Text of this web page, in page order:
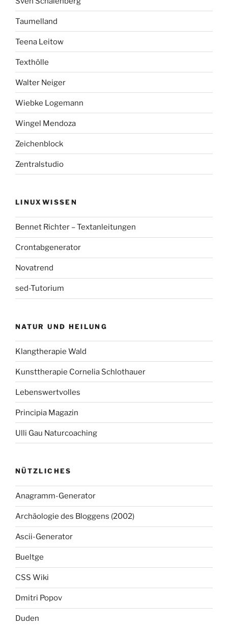
Taumelland
Teena Leitow
Texthölle
Walter Neiger
Wiebke Logemann
Wingel Mendoza
Zeichenblock
Zentralstudio
LINUXWISSEN
Bennet Richter – Textanleitungen
Crontabgenerator
Novatrend
sed-Tutorium
NATUR UND HEILUNG
Klangtherapie Wald
Kunsttherapie Cornelia Schlothauer
Lebenswertvolles
Principia Magazin
Ulli Gau Naturcoaching
NÜTZLICHES
Anagramm-Generator
Archäologie des Bloggens (2002)
Ascii-Generator
Bueltge
CSS Wiki
Dmitri Popov
Duden